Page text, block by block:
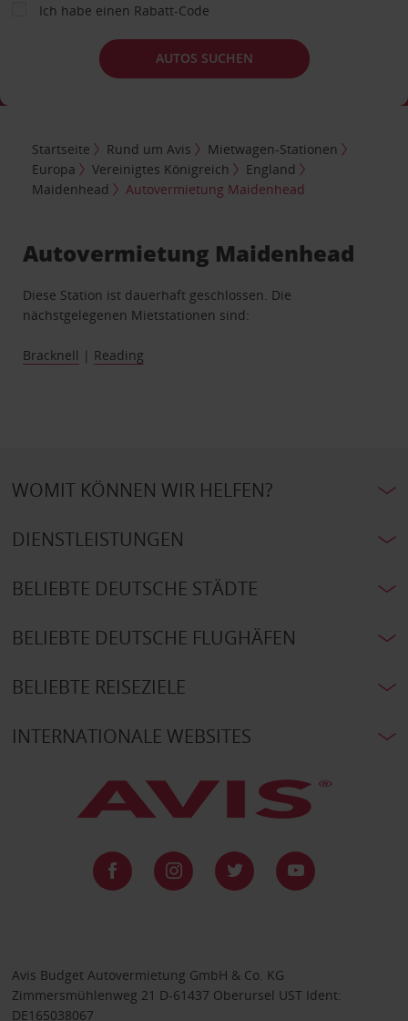
Ich habe einen Rabatt-Code
AUTOS SUCHEN
Startseite Rund um Avis
Mietwagen-Stationen
Europa
Vereinigtes Königreich
England
Maidenhead
Autovermietung Maidenhead
Autovermietung Maidenhead
Diese Station ist dauerhaft geschlossen. Die
nächstgelegenen Mietstationen sind:
Bracknell | Reading
WOMIT KÖNNEN WIR HELFEN?
DIENSTLEISTUNGEN
BELIEBTE DEUTSCHE STÄDTE
BELIEBTE DEUTSCHE FLUGHÄFEN
BELIEBTE REISEZIELE
INTERNATIONALE WEBSITES
Avis Budget Autovermietung GmbH & Co. KG
Zimmersmühlenweg 21 D-61437 Oberursel UST Ident:
DE165038067